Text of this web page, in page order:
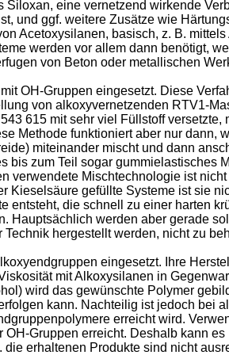
eine vernetzend wirkende
und ggf. weitere Zusätze wie
Acetoxysilanen, basisch, z. B.
werden vor allem dann benötigt,
von Beton oder metallischen
OH-Gruppen eingesetzt. Diese
von alkoxyvernetzenden RTV1-
615 mit sehr viel Füllstoff
Methode funktioniert aber nur dann,
miteinander mischt und dann
zum Teil sogar gummielastisches
Mischtechnologie ist
gefüllte Systeme ist sie
die schnell zu einer harten
werden aber gerade
hergestellt werden, nicht zu
eingesetzt. Ihre
mit Alkoxysilanen in
wird das gewünschte Polymer
kann. Nachteilig ist jedoch bei
erreicht wird.
Gruppen erreicht. Deshalb kann
erhaltenen Produkte sind nicht